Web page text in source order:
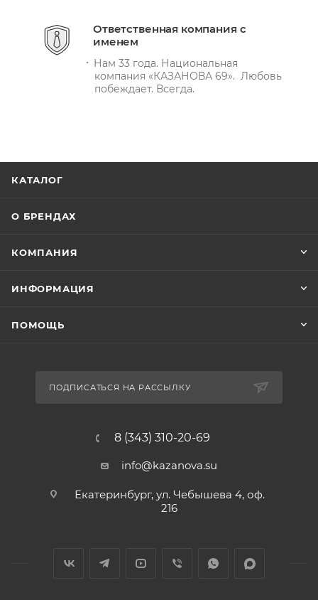
Ответственная компания с
именем
Нам 33 года. Национальная
компания «КАЗАНОВА 69». Любовь
побеждает. Всегда.
КАТАЛОГ
О БРЕНДАХ
КОМПАНИЯ
ИНФОРМАЦИЯ
ПОМОЩЬ
ПОДПИСАТЬСЯ НА РАССЫЛКУ
8 (343) 310-20-69
info@kazanova.su
Екатеринбург, ул. Чебышева 4, оф.
216